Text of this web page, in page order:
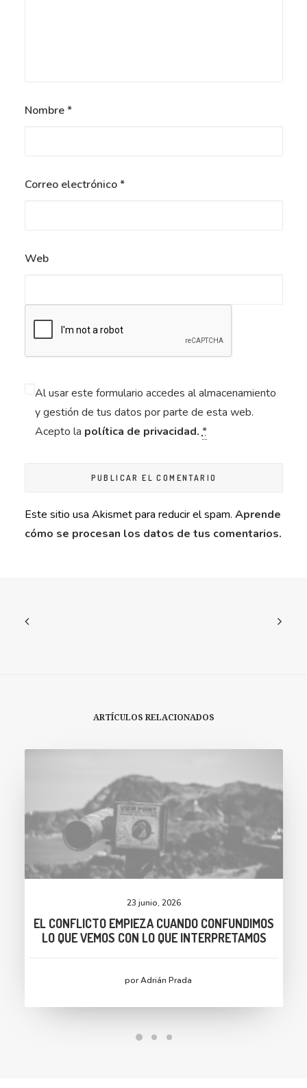
Nombre*
Correo electrónico*
Web
Al usar este formulario accedes al almacenamiento
y gestión de tus datos por parte de esta web.
Acepto la política de privacidad. *
Este sitio usa Akismet para reducir el spam. Aprende
cómo se procesan los datos de tus comentarios.
ARTÍCULOS RELACIONADOS
23 junio, 2026
EL CONFLICTO EMPIEZA CUANDO CONFUNDIMOS
LO QUE VEMOS CON LO QUE INTERPRETAMOS
por Adrián Prada